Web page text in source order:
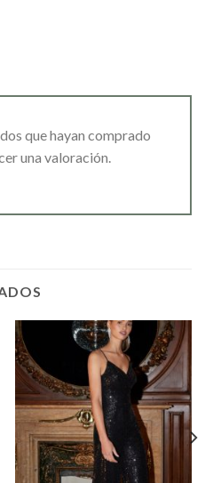
que hayan comprado
una valoración.